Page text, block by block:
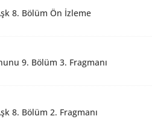
8. Bölüm Ön İzleme
9. Bölüm 3. Fragmanı
8. Bölüm 2. Fragmanı